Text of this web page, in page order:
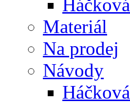
Materiál
Na prodej
Návody